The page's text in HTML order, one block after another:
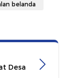
belanda
Desa